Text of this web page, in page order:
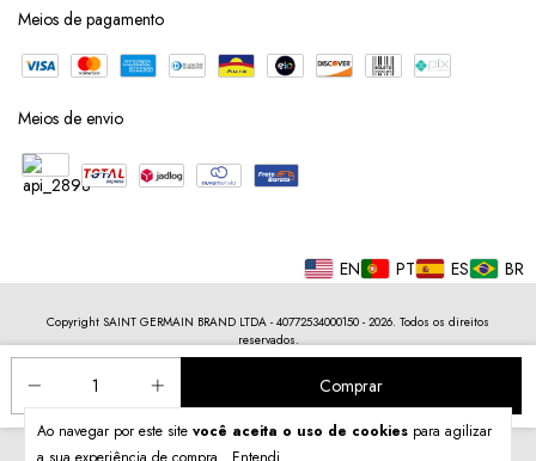
Ao navegar por este site você aceita o uso de cookies para agilizar
Meios de pagamento
Meios de envio
EN PT ES BR
Copyright SAINT GERMAIN BRAND LTDA - 40772534000150 - 2026. Todos os direitos
reservados.